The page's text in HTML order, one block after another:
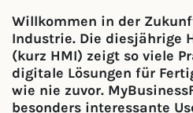
Willkommen in der
Industrie. Die diesjährige
(kurz HMI) zeigt so viele
digitale Lösungen für
wie nie zuvor.
besonders interessante